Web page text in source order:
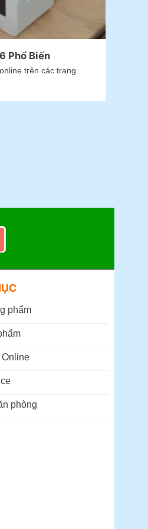
Phổ Biến
trên các trang
phẩm
Online
phòng